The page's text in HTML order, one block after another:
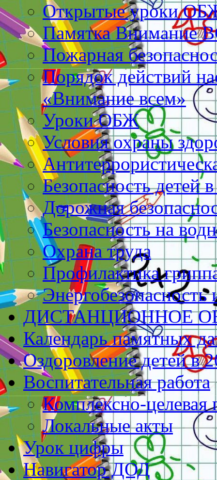
Открытые уроки
Памятка Внимание
Пожарная
Порядок действий
«Внимание всем»
Уроки ОБЖ
Условия охраны
Безопасность детей
Дорожная
Безопасность на
Охрана труда
Профилактика
Энергобезопасность
ДИСТАНЦИОННОЕ
Календарь памятных
Оздоровление детей в
Воспитательная работа
Комплексно-
Локальные акты
Урок цифры
Навигатор ДОД